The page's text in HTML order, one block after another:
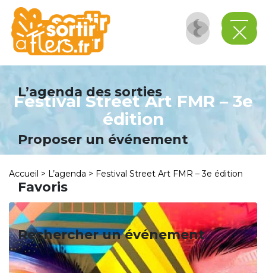
L’agenda des sorties
Proposer un événement
Favoris
Rechercher un événement
Festival Street Art FMR – 3e
édition
Accueil > L’agenda > Festival Street Art FMR – 3e édition
Panneau de gestion des cookies